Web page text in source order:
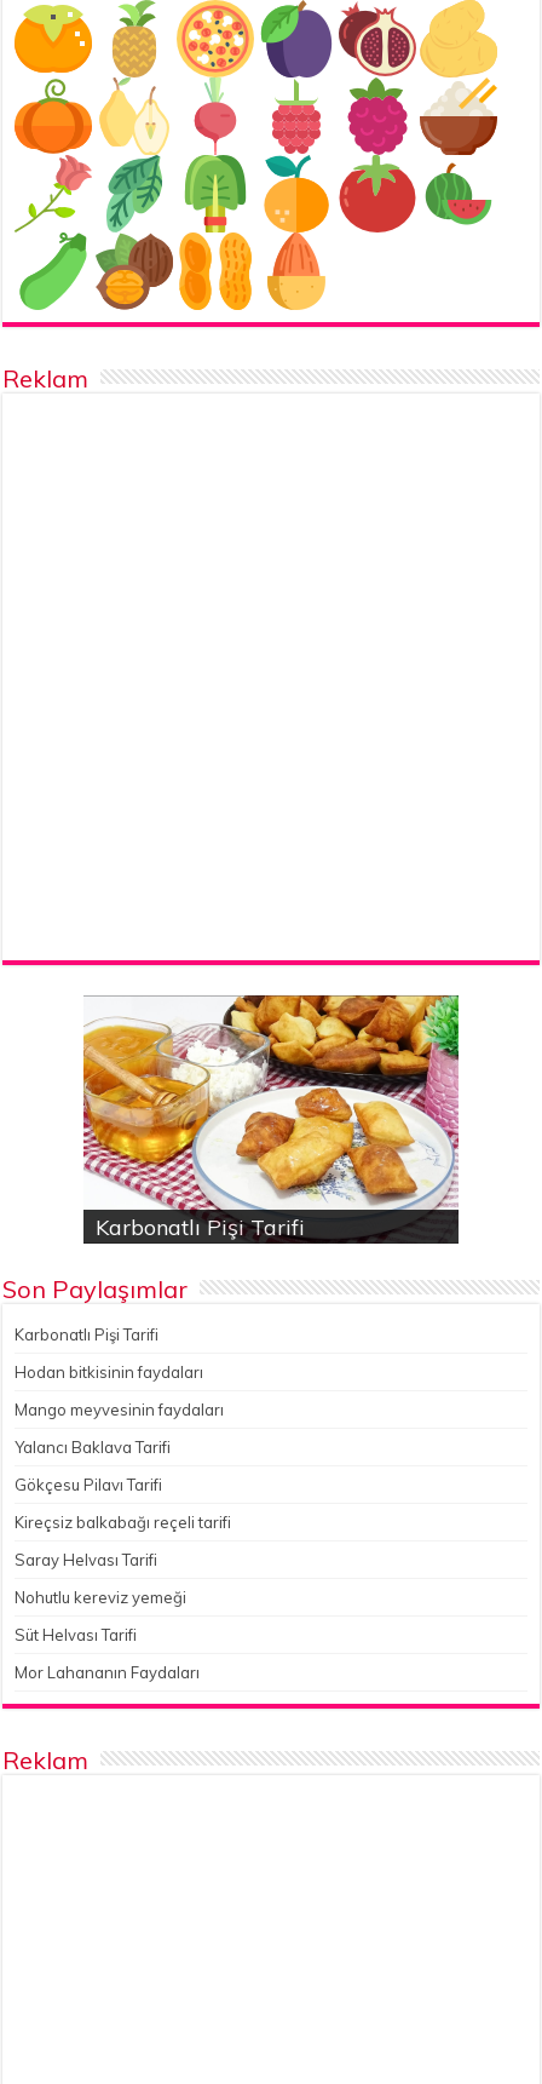
Reklam
Karbonatlı Pişi Tarifi
Hodan bitkisinin faydaları
Yalancı Baklava Tarifi
Gökçesu Pilavı Tarifi
Nohutlu kereviz yemeği
Son Paylaşımlar
Karbonatlı Pişi Tarifi
Hodan bitkisinin faydaları
Mango meyvesinin faydaları
Yalancı Baklava Tarifi
Gökçesu Pilavı Tarifi
Kireçsiz balkabağı reçeli tarifi
Saray Helvası Tarifi
Nohutlu kereviz yemeği
Süt Helvası Tarifi
Mor Lahananın Faydaları
Reklam